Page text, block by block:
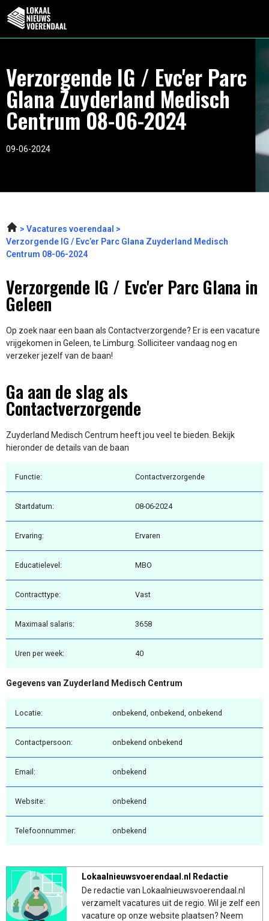
Verzorgende IG / Evc'er Parc
Glana Zuyderland Medisch
Centrum 08-06-2024
09-06-2024
Vacatures voerendaal
Verzorgende IG / Evc’er Parc Glana Zuyderland Medisch
Centrum 08-06-2024
Verzorgende IG / Evc'er Parc Glana in
Geleen
Op zoek naar een baan als Contactverzorgende? Er is een vacature
vrijgekomen in Geleen, te Limburg. Solliciteer vandaag nog en
verzeker jezelf van de baan!
Ga aan de slag als
Contactverzorgende
Zuyderland Medisch Centrum heeft jou veel te bieden. Bekijk
hieronder de details van de baan
Functie: Contactverzorgende
Startdatum: 08-06-2024
Ervaring: Ervaren
Educatielevel: MBO
Contracttype: Vast
Maximaal salaris: 3658
Uren per week: 40
Gegevens van Zuyderland Medisch Centrum
Locatie: onbekend, onbekend, onbekend
Contactpersoon: onbekend onbekend
Email: onbekend
Website: onbekend
Telefoonnummer: onbekend
Lokaalnieuwsvoerendaal.nl Redactie
De redactie van Lokaalnieuwsvoerendaal.nl
verzamelt vacatures uit de regio. Wil je zelf een
vacature op onze website plaatsen? Neem